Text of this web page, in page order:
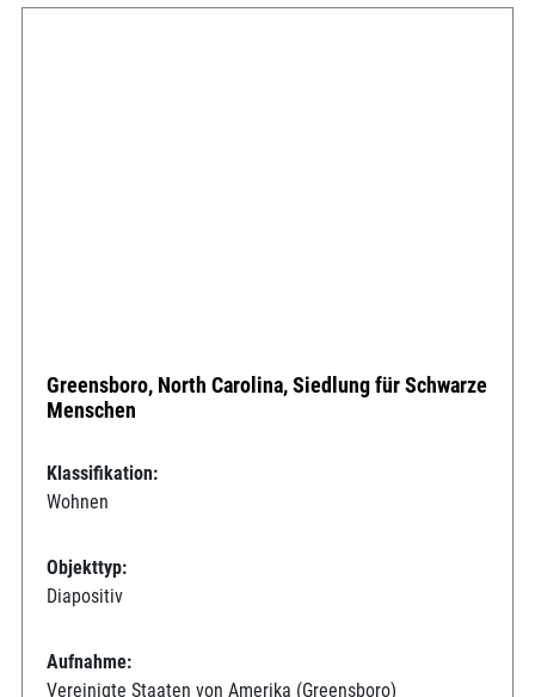
Greensboro, North Carolina, Siedlung für Schwarze
Menschen
Klassifikation:
Wohnen
Objekttyp:
Diapositiv
Aufnahme:
Vereinigte Staaten von Amerika (Greensboro)